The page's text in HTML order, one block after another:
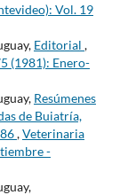
Vol. 19
Editorial ,
(1981): Enero-
Resúmenes
de Buiatría,
,Veterinaria
-